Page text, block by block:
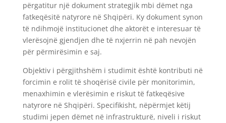
përgatitur një dokument strategjik mbi dëmet nga
fatkeqësitë natyrore në Shqipëri. Ky dokument synon
të ndihmojë institucionet dhe aktorët e interesuar të
vlerësojnë gjendjen dhe të nxjerrin në pah nevojën
për përmirësimin e saj.
Objektiv i përgjithshëm i studimit është kontributi në
forcimin e rolit të shoqërisë civile për monitorimin,
menaxhimin e vlerësimin e riskut të fatkeqësive
natyrore në Shqipëri. Specifikisht, nëpërmjet këtij
studimi jepen dëmet në infrastrukturë, niveli i riskut